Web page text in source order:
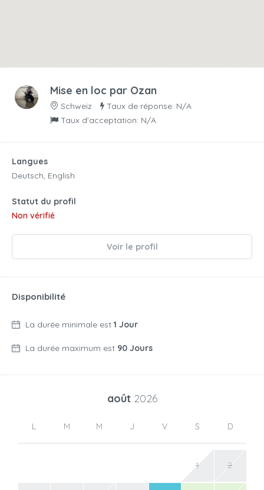
Mise en loc par Ozan
Schweiz
Taux de réponse: N/A
Taux d'acceptation: N/A
Langues
Deutsch, English
Statut du profil
Non vérifié
Voir le profil
Disponibilité
La durée minimale est 1 Jour
La durée maximum est 90 Jours
août 2026
L M M J V S D
1 2